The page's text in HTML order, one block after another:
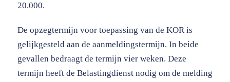
20.000.
De opzegtermijn voor toepassing van de KOR is
gelijkgesteld aan de aanmeldingstermijn. In beide
gevallen bedraagt de termijn vier weken. Deze
termijn heeft de Belastingdienst nodig om de melding